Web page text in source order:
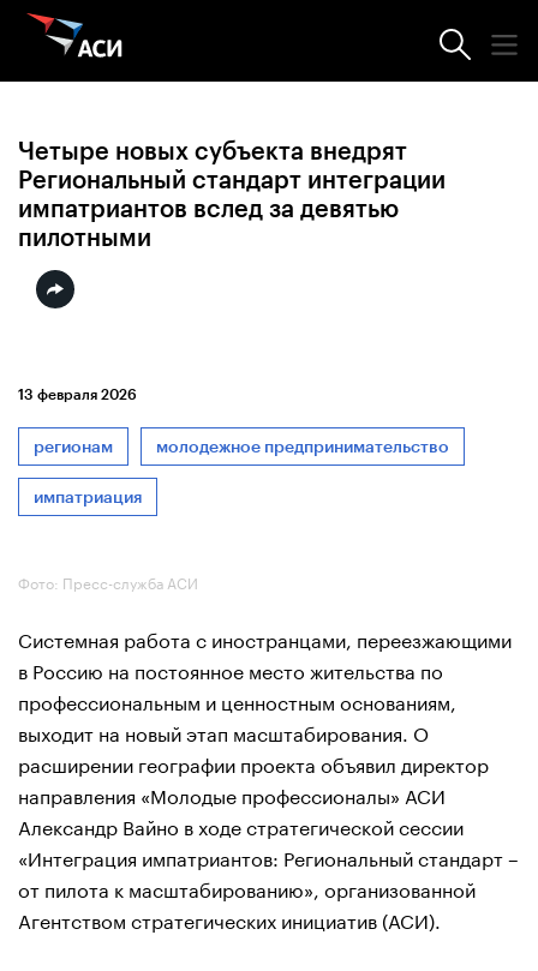
Новости АСИ
Четыре новых субъекта внедрят
Региональный стандарт интеграции
импатриантов вслед за девятью
пилотными
13 февраля 2026
регионам молодежное предпринимательство
импатриация
Фото: Пресс-служба АСИ
Системная работа с иностранцами, переезжающими
в Россию на постоянное место жительства по
профессиональным и ценностным основаниям,
выходит на новый этап масштабирования. О
расширении географии проекта объявил директор
направления «Молодые профессионалы» АСИ
Александр Вайно в ходе стратегической сессии
«Интеграция импатриантов: Региональный стандарт –
от пилота к масштабированию», организованной
Агентством стратегических инициатив (АСИ).